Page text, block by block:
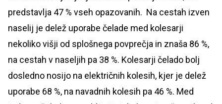
predstavlja 47 % vseh opazovanih. Na cestah izven
naselij je delež uporabe čelade med kolesarji
nekoliko višji od splošnega povprečja in znaša 86 %,
na cestah v naseljih pa 38 %. Kolesarji čelado bolj
dosledno nosijo na električnih kolesih, kjer je delež
uporabe 68 %, na navadnih kolesih pa 46 %. Med